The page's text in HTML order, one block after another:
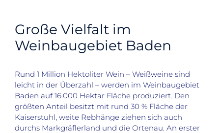
Große Vielfalt im
Weinbaugebiet Baden
Rund 1 Million Hektoliter Wein – Weißweine sind
leicht in der Überzahl – werden im Weinbaugebiet
Baden auf 16.000 Hektar Fläche produziert. Den
größten Anteil besitzt mit rund 30 % Fläche der
Kaiserstuhl, weite Rebhänge ziehen sich auch
durchs Markgräflerland und die Ortenau. An erster